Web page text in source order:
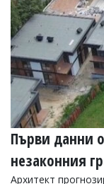
Първи данни
незаконния
Архитект